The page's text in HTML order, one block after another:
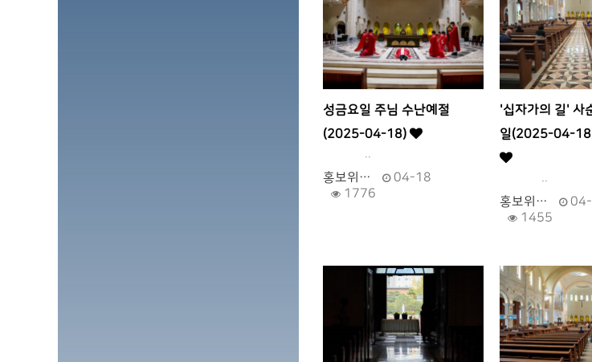
성금요일 주님 수난예절
(2025-04-18)
..
홍보위…
04-18
1776
'십자가의 길' 사
일(2025-04-18)
..
홍보위…
1455